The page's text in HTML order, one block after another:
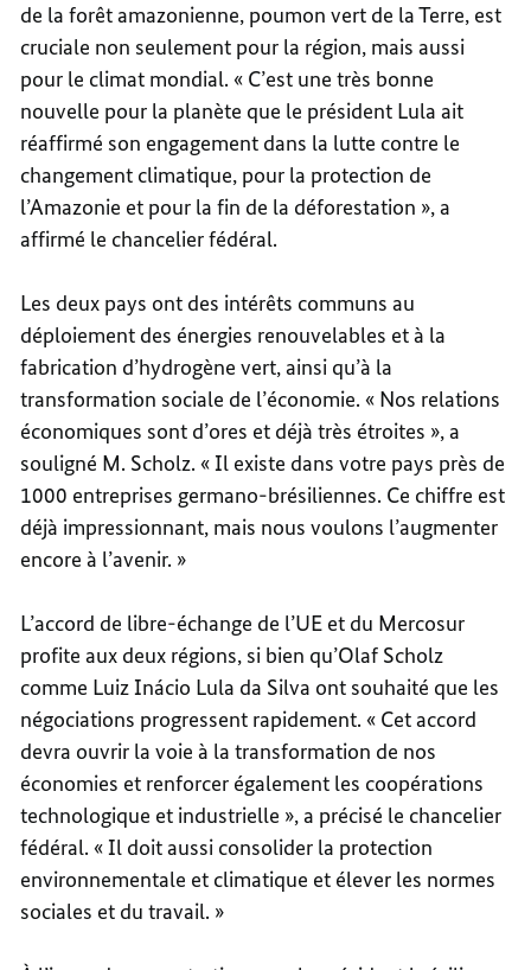
de la forêt amazonienne, poumon vert de la Terre, est
cruciale non seulement pour la région, mais aussi
pour le climat mondial. « C’est une très bonne
nouvelle pour la planète que le président Lula ait
réaffirmé son engagement dans la lutte contre le
changement climatique, pour la protection de
l’Amazonie et pour la fin de la déforestation », a
affirmé le chancelier fédéral.
Les deux pays ont des intérêts communs au
déploiement des énergies renouvelables et à la
fabrication d’hydrogène vert, ainsi qu’à la
transformation sociale de l’économie. « Nos relations
économiques sont d’ores et déjà très étroites », a
souligné M. Scholz. « Il existe dans votre pays près de
1000 entreprises germano-brésiliennes. Ce chiffre est
déjà impressionnant, mais nous voulons l’augmenter
encore à l’avenir. »
L’accord de libre-échange de l’UE et du Mercosur
profite aux deux régions, si bien qu’Olaf Scholz
comme Luiz Inácio Lula da Silva ont souhaité que les
négociations progressent rapidement. « Cet accord
devra ouvrir la voie à la transformation de nos
économies et renforcer également les coopérations
technologique et industrielle », a précisé le chancelier
fédéral. « Il doit aussi consolider la protection
environnementale et climatique et élever les normes
sociales et du travail. »